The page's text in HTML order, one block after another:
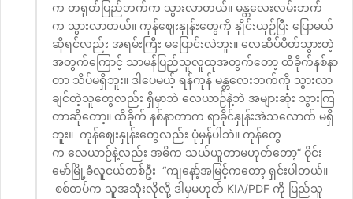
က တရုတ်ပြည်ဘက်က သွားလာတယ်။ မန္တလေးလမ်းဘက်
က သွားလာတယ်။ ကုန်ဈေးနှုန်းတွေကို နှိုင်းယှဉ်ပြီး ပြောမယ်
ဆိုရင်လည်း အရမ်းကြီး မပြောင်းလဲဘူး။ လေဆိပ်ပိတ်သွားတဲ့
အတွက်ကြောင့် သာမန်ပြည်သူလူထုအတွက်တော့ ထိခိုက်နစ်နာ
တာ သိပ်မရှိဘူး။ ဒါပေမယ့် ရန်ကုန် မန္တလေးဘက်ကို သွားလာ
ချင်တဲ့သူတွေလည်း ရှိမှာဘဲ လေယာဉ်နဲ့ဘဲ အများဆုံး သွားကြ
တာဆိုတော့။ ထိခိုက် နစ်နာတာက ရာခိုင်နှုန်းအဲသလောက် မရှိ
ဘူး။ ကုန်ဈေးနှုန်းတွေလည်း ပုံမှန်ပါဘဲ။ ကုန်တွေ
က လေယာဉ်နဲ့လည်း အဓိက သယ်ယူတာမဟုတ်တော့“ ဝိုင်း
မော်မြို့ခံလူငယ်တစ်ဦး “ကျနော့်အမြင့်ကတော့ ရှင်းပါတယ်။
စစ်တပ်က သူအသုံးလိုလို့ ဒါမှမဟုတ် KIA/PDF ကို ပြည်သူ